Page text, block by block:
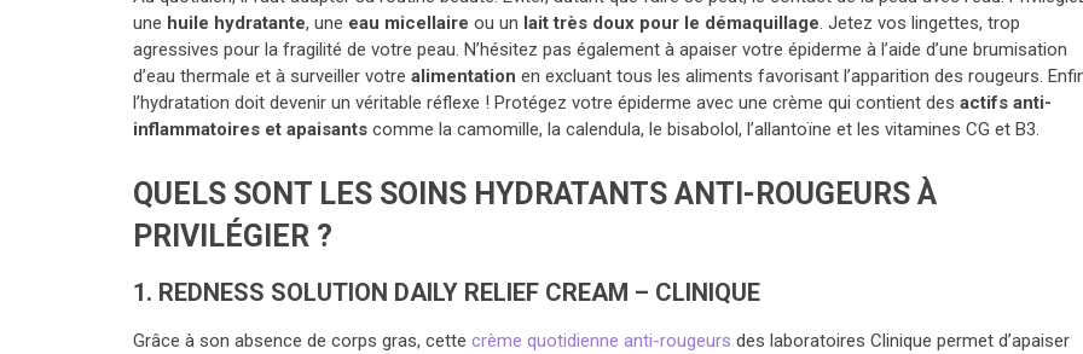
une huile hydratante, une eau micellaire ou un lait très doux pour le démaquillage. Jetez vos lingettes, trop
agressives pour la fragilité de votre peau. N’hésitez pas également à apaiser votre épiderme à l’aide d’une brumisation
d’eau thermale et à surveiller votre alimentation en excluant tous les aliments favorisant l’apparition des rougeurs.
l’hydratation doit devenir un véritable réflexe ! Protégez votre épiderme avec une crème qui contient des actifs anti-
inflammatoires et apaisants comme la camomille, la calendula, le bisabolol, l’allantoïne et les vitamines CG et B3.
QUELS SONT LES SOINS HYDRATANTS ANTI-ROUGEURS À
PRIVILÉGIER ?
1. REDNESS SOLUTION DAILY RELIEF CREAM – CLINIQUE
Grâce à son absence de corps gras, cette crème quotidienne anti-rougeurs des laboratoires Clinique permet d’apaiser